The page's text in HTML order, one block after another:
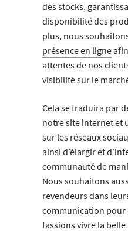
des stocks,
disponibilité des
plus, nous
présence en ligne
attentes de nos
visibilité sur le
Cela se traduira par
notre site internet et
sur les réseaux
ainsi d’élargir et
communauté de
Nous souhaitons
revendeurs dans
communication pour
fassions vivre la